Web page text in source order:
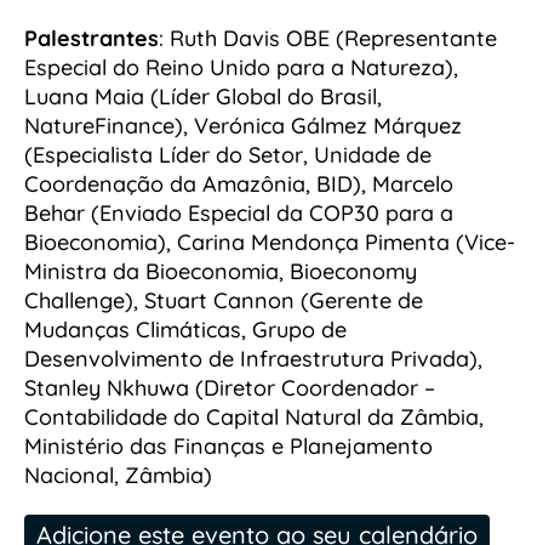
Palestrantes: Ruth Davis OBE (Representante
Especial do Reino Unido para a Natureza),
Luana Maia (Líder Global do Brasil,
NatureFinance), Verónica Gálmez Márquez
(Especialista Líder do Setor, Unidade de
Coordenação da Amazônia, BID), Marcelo
Behar (Enviado Especial da COP30 para a
Bioeconomia), Carina Mendonça Pimenta (Vice-
Ministra da Bioeconomia, Bioeconomy
Challenge), Stuart Cannon (Gerente de
Mudanças Climáticas, Grupo de
Desenvolvimento de Infraestrutura Privada),
Stanley Nkhuwa (Diretor Coordenador –
Contabilidade do Capital Natural da Zâmbia,
Ministério das Finanças e Planejamento
Nacional, Zâmbia)
Adicione este evento ao seu calendário